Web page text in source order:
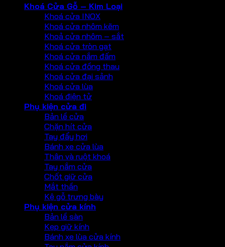
Khoá Cửa Gỗ – Kim Loại
Khoá cửa INOX
Khoá cửa nhôm kẽm
Khoả cửa nhôm – sắt
Khoá cửa tròn gạt
Khoá cửa nắm đấm
Khoá cửa đồng thau
Khoá cửa đại sảnh
Khoá cửa lùa
Khoá điện tử
Phụ kiện cửa đi
Bản lề cửa
Chặn hít cửa
Tay đẩy hơi
Bánh xe cửa lùa
Thân và ruột khoá
Tay nắm cửa
Chốt giữ cửa
Mắt thần
Kệ gỗ trưng bày
Phụ kiện cửa kính
Bản lề sàn
Kẹp giữ kính
Bánh xe lùa cửa kính